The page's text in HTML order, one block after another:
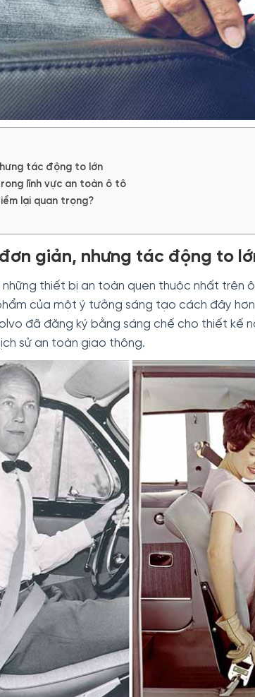
tác động to lớn
lĩnh vực an toàn ô tô
lại quan trọng?
giản, nhưng tác động to
thiết bị an toàn quen thuộc nhất trên
của một ý tưởng sáng tạo cách đây hơn
đã đăng ký bằng sáng chế cho thiết kế
sử an toàn giao thông.